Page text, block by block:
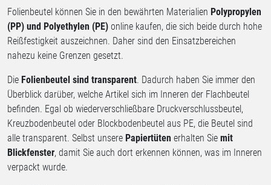
Folienbeutel können Sie in den bewährten Materialien Polypropylen
(PP) und Polyethylen (PE) online kaufen, die sich beide durch hohe
Reißfestigkeit auszeichnen. Daher sind den Einsatzbereichen
nahezu keine Grenzen gesetzt.
Die Folienbeutel sind transparent. Dadurch haben Sie immer den
Überblick darüber, welche Artikel sich im Inneren der Flachbeutel
befinden. Egal ob wiederverschließbare Druckverschlussbeutel,
Kreuzbodenbeutel oder Blockbodenbeutel aus PE, die Beutel sind
alle transparent. Selbst unsere Papiertüten erhalten Sie mit
Blickfenster, damit Sie auch dort erkennen können, was im Inneren
verpackt wurde.